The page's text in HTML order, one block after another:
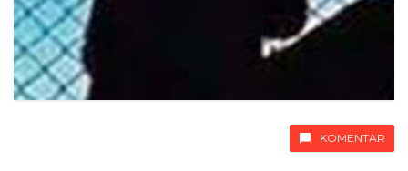
KOMENTAR